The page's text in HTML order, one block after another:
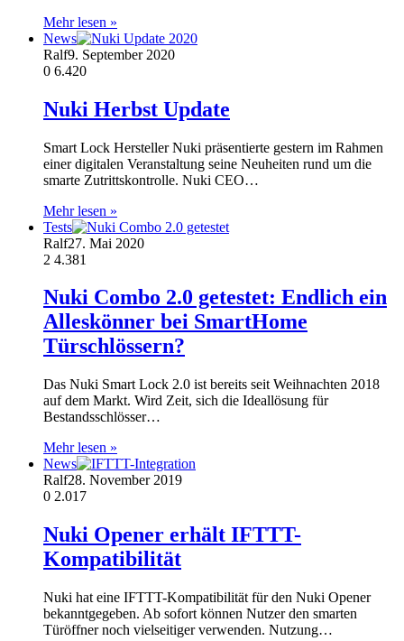
Mehr lesen »
News
Ralf9. September 2020
0 6.420
Nuki Herbst Update
Smart Lock Hersteller Nuki präsentierte gestern im Rahmen
einer digitalen Veranstaltung seine Neuheiten rund um die
smarte Zutrittskontrolle. Nuki CEO…
Mehr lesen »
Tests
Ralf27. Mai 2020
2 4.381
Nuki Combo 2.0 getestet: Endlich ein
Alleskönner bei SmartHome
Türschlössern?
Das Nuki Smart Lock 2.0 ist bereits seit Weihnachten 2018
auf dem Markt. Wird Zeit, sich die Ideallösung für
Bestandsschlösser…
Mehr lesen »
News
Ralf28. November 2019
0 2.017
Nuki Opener erhält IFTTT-
Kompatibilität
Nuki hat eine IFTTT-Kompatibilität für den Nuki Opener
bekanntgegeben. Ab sofort können Nutzer den smarten
Türöffner noch vielseitiger verwenden. Nutzung…